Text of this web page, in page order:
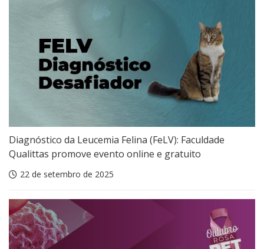
Diagnóstico da Leucemia Felina (FeLV): Faculdade
Qualittas promove evento online e gratuito
22 de setembro de 2025